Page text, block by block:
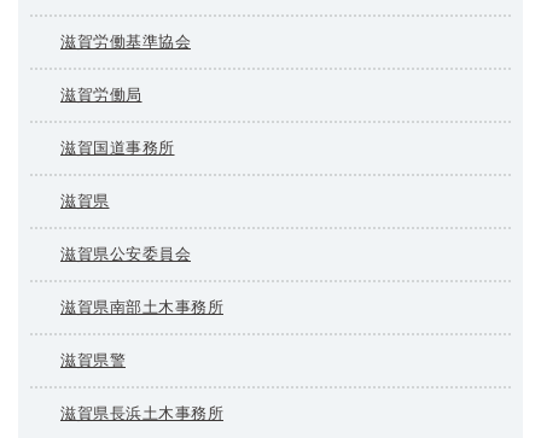
滋賀労働基準協会
滋賀労働局
滋賀国道事務所
滋賀県
滋賀県公安委員会
滋賀県南部土木事務所
滋賀県警
滋賀県長浜土木事務所